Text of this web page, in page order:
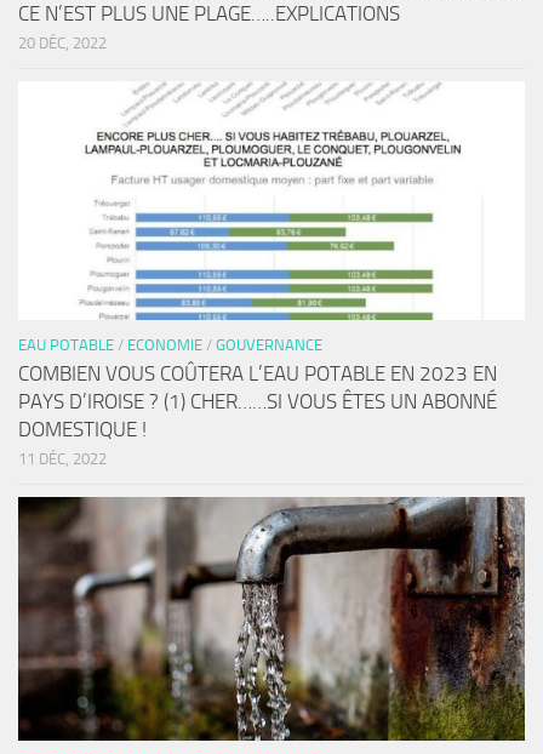
CE N’EST PLUS UNE PLAGE…..EXPLICATIONS
20 DÉC, 2022
EAU POTABLE / ECONOMIE / GOUVERNANCE
COMBIEN VOUS COÛTERA L’EAU POTABLE EN 2023 EN
PAYS D’IROISE ? (1) CHER……SI VOUS ÊTES UN ABONNÉ
DOMESTIQUE !
11 DÉC, 2022